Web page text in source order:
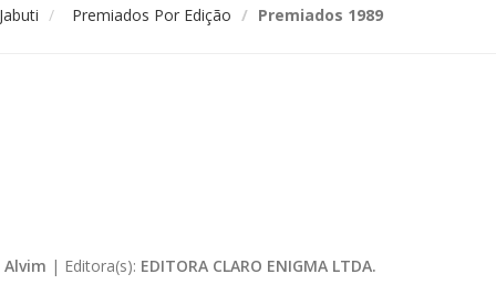
Premiados Por Edição Premiados 1989
Alvim | Editora(s): EDITORA CLARO ENIGMA LTDA.